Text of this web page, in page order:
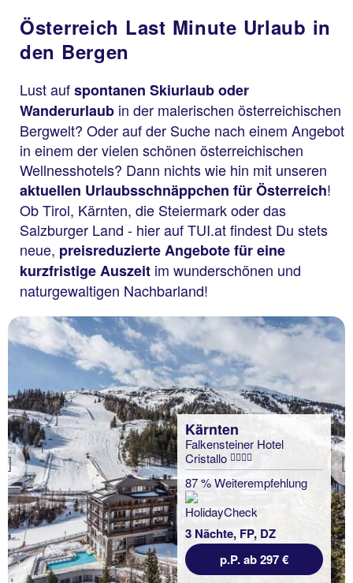
Österreich Last Minute Urlaub in
den Bergen
Lust aufspontanen Skiurlaub oder
Wanderurlaub in der malerischen österreichischen
Bergwelt? Oder auf der Suche nach einem Angebot
in einem der vielen schönen österreichischen
Wellnesshotels? Dann nichts wie hin mit unseren
aktuellen Urlaubsschnäppchen für Österreich!
Ob Tirol, Kärnten, die Steiermark oder das
Salzburger Land - hier auf TUI.at findest Du stets
neue, preisreduzierte Angebote für eine
kurzfristige Auszeit im wunderschönen und
naturgewaltigen Nachbarland!
Previous
Kärnten
Falkensteiner Hotel
Cristallo
87 % Weiterempfehlung
3 Nächte, FP, DZ
p.P. ab 297 €